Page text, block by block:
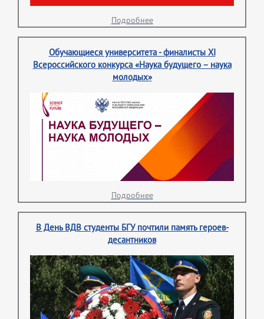
Подробнее
Обучающиеся университета - финалисты XI
Всероссийского конкурса «Наука будущего – наука
молодых»
Подробнее
В День ВДВ студенты БГУ почтили память героев-
десантников